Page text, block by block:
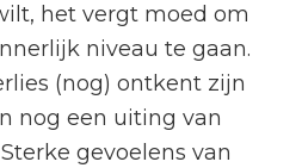
het vergt moed om
niveau te gaan.
(nog) ontkent zijn
nog een uiting van
gevoelens van